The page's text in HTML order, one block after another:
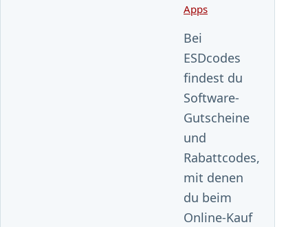
Apps
Bei
ESDcodes
findest du
Software-
Gutscheine
und
Rabattcodes,
mit denen
du beim
Online-Kauf